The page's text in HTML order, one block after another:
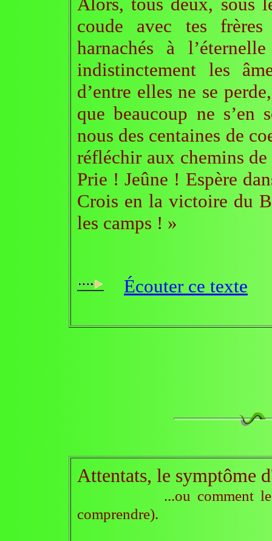
coude avec tes
harnachés à
indistinctement les
d’entre elles ne se
que beaucoup ne s’en
nous des centaines de
réfléchir aux chemins de
Prie ! Jeûne ! Espère
Crois en la victoire du
les camps ! »
Écouter ce texte
Attentats, le symptôme
...ou comment le dieu-
comprendre).